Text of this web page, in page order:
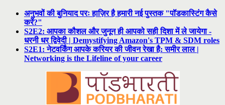
अनुभवों की बुनियाद परः हाज़िर है हमारी नई पुस्तक "पॉडकास्टिंग कैसे
करें?"
S2E2: आपका कौशल और जुनून ही आपको सही दिशा में ले जायेगा -
धरनी धर द्विवेदी | Demystifying Amazon's TPM & SDM roles
S2E1: नेटवर्किंग आपके करियर की जीवन रेखा है: समीर लाल |
Networking is the Lifeline of your career